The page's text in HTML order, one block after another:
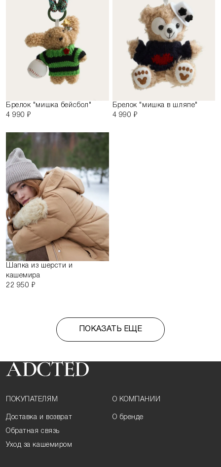
Брелок "мишка бейсбол"
4 990 ₽
Брелок "мишка в шляпе"
4 990 ₽
Шапка из шерсти и
кашемира
22 950 ₽
ПОКАЗАТЬ ЕЩЕ
ПОКУПАТЕЛЯМ
Доставка и возврат
Обратная связь
Уход за кашемиром
О КОМПАНИИ
О бренде